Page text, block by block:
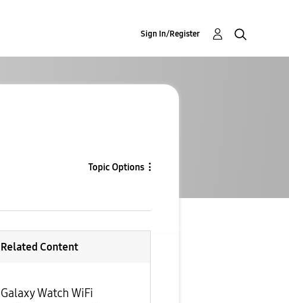
Sign In/Register
Topic Options
Related Content
Galaxy Watch WiFi